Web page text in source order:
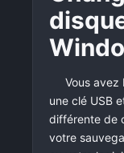
Vous avez
une clé USB
différente de
votre